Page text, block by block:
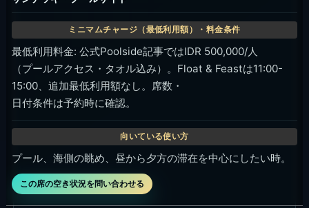
最低利用料金: 公式Poolside記事ではIDR 500,000/人
（プールアクセス・タオル込み）。Float & Feastは11:00-
15:00、追加最低利用額なし。席数・
日付条件は予約時に確認。
プール、海側の眺め、昼から夕方の滞在を中心にしたい時。
この席の空き状況を問い合わせる